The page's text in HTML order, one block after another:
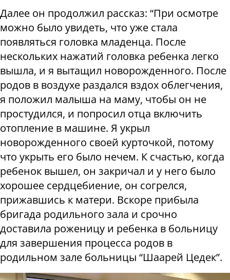
Далее он продолжил рассказ: “При осмотре
можно было увидеть, что уже стала
появляться головка младенца. После
нескольких нажатий головка ребенка легко
вышла, и я вытащил новорожденного. После
родов в воздухе раздался вздох облегчения,
я положил малыша на маму, чтобы он не
простудился, и попросил отца включить
отопление в машине. Я укрыл
новорожденного своей курточкой, потому
что укрыть его было нечем. К счастью, когда
ребенок вышел, он закричал и у него было
хорошее сердцебиение, он согрелся,
прижавшись к матери. Вскоре прибыла
бригада родильного зала и срочно
доставила роженицу и ребенка в больницу
для завершения процесса родов в
родильном зале больницы “Шаарей Цедек”.